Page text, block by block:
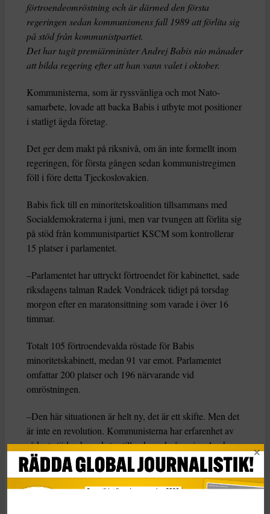
förtroendeomröstning och är därmed den första
regeringen sedan kommunismens fall 1989 att förlita sig
på stöd från kommunistpartiet.
Det har tagit premiärminister Andrej Babis nio månader
att bilda regering efter att han vann valet i oktober.
Kommunisterna, som är ryssvänliga och mot Nato-
samarbete, lovade att backa Babis i utbyte mot positioner
i statligt ägda företag.
Det ger dem makt på riksnivå, om än inte formellt inom
regeringen, för första gången sedan kommunistregimen
föll i före detta Tjeckoslovakien.
Babis fick till en minoritetskoalition tillsammans med
Socialdemokraterna i juni, men var tvungen att förlita sig
på stöd från kommunistpartiet KSCM som kontrollerar
15 platser i parlamentet.
–Parlamentet har uttryckt förtroendet för kabinettet, sade
riksdagens talman Radek Vondrácek tidigt på torsdag
morgon efter en maratonsittning som varade i över 16
timmar.
Totalt 105 förtroendevalda röstade för Babis
minoritetskabinett, medan 91 var emot. Parlamentet
omfattar 200 platser och 196 närvarande vid
omröstningen.
–Den här situationen är helt ny, det är ett skifte. Men det
är inte en revolution. Kommunisterna har erfarenhet av
sådant stöd och med styr till och med på regional och
kommunal nivå, säger Tomás Lebeda, politisk analytiker
vid Palacký-universitetet, till AFP.